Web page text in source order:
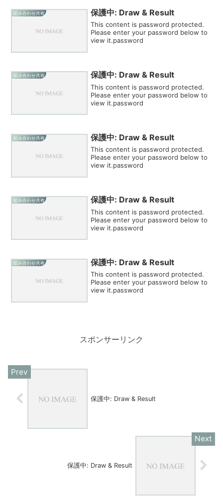
組み合わせ共有 保護中: Draw & Result
This content is password protected.
Please enter your password below to
view it.password
組み合わせ共有 保護中: Draw & Result
This content is password protected.
Please enter your password below to
view it.password
組み合わせ共有 保護中: Draw & Result
This content is password protected.
Please enter your password below to
view it.password
組み合わせ共有 保護中: Draw & Result
This content is password protected.
Please enter your password below to
view it.password
組み合わせ共有 保護中: Draw & Result
This content is password protected.
Please enter your password below to
view it.password
スポンサーリンク
保護中: Draw & Result
保護中: Draw & Result